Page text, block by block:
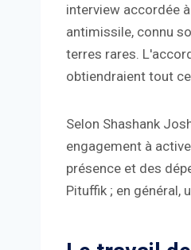
interview accordée
antimissile, connu
terres rares.
obtiendraient tout
Selon Shashank
engagement à
présence et des
Pituffik ; en général,